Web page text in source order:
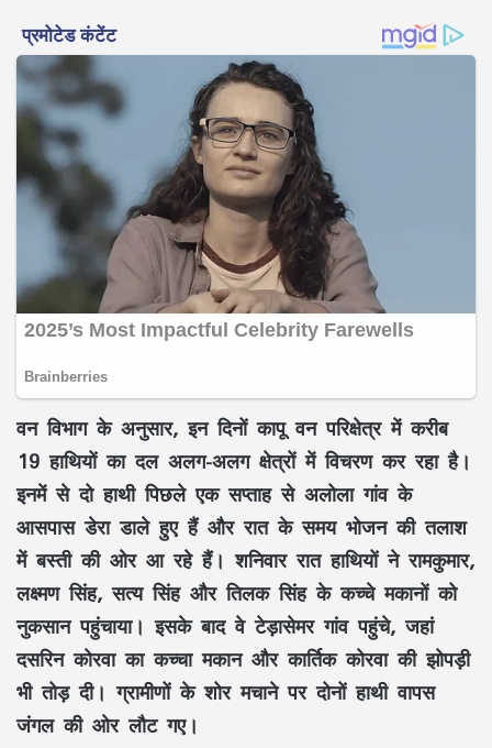
वन विभाग के अनुसार, इन दिनों कापू वन परिक्षेत्र में करीब
19 हाथियों का दल अलग-अलग क्षेत्रों में विचरण कर रहा है।
इनमें से दो हाथी पिछले एक सप्ताह से अलोला गांव के
आसपास डेरा डाले हुए हैं और रात के समय भोजन की तलाश
में बस्ती की ओर आ रहे हैं। शनिवार रात हाथियों ने रामकुमार,
लक्ष्मण सिंह, सत्य सिंह और तिलक सिंह के कच्चे मकानों को
नुकसान पहुंचाया। इसके बाद वे टेड़ासेमर गांव पहुंचे, जहां
दसरिन कोरवा का कच्चा मकान और कार्तिक कोरवा की झोपड़ी
भी तोड़ दी। ग्रामीणों के शोर मचाने पर दोनों हाथी वापस
जंगल की ओर लौट गए।